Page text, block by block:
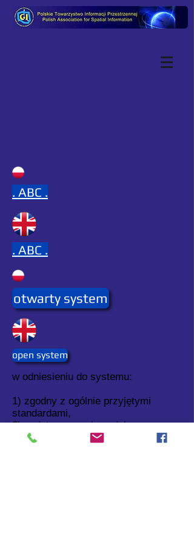
. ABC .
. ABC .
otwarty system
open system
w odniesieniu do systemu:
1) zgodny z ogólnie przyjętymi
standardami,
2) podatny na zmiany dokonywane
przez użytkownika.